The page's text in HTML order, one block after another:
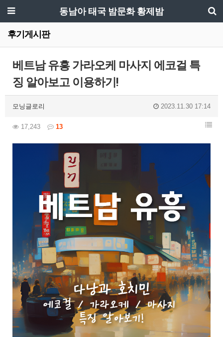
동남아 태국 밤문화 황제밤
후기게시판
베트남 유흥 가라오케 마사지 에코걸 특
징 알아보고 이용하기!
모닝글로리 2023.11.30 17:14
17,243 13